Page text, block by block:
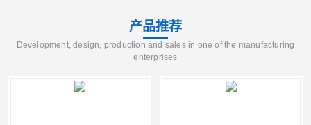
产品推荐
Development, design, production and sales in one of the manufacturing
enterprises